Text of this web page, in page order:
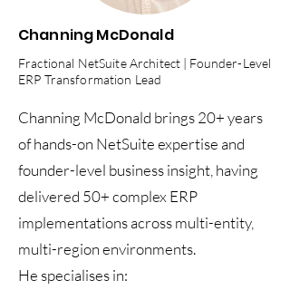
Channing McDonald
Fractional NetSuite Architect | Founder-Level
ERP Transformation Lead
Channing McDonald brings 20+ years
of hands-on NetSuite expertise and
founder-level business insight, having
delivered 50+ complex ERP
implementations across multi-entity,
multi-region environments.
He specialises in: